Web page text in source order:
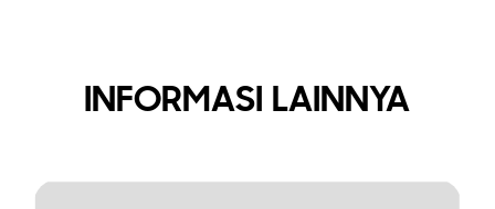
INFORMASI LAINNYA